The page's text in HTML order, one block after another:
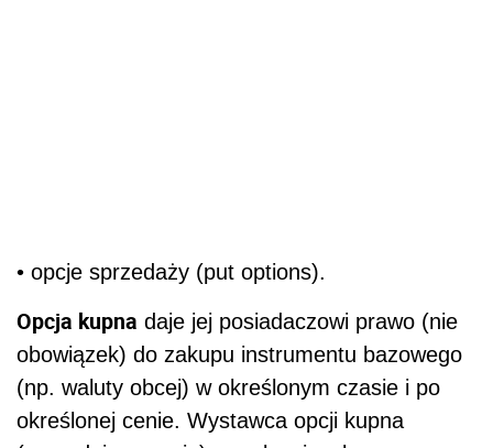
• opcje sprzedaży (put options).
Opcja kupna daje jej posiadaczowi prawo (nie
obowiązek) do zakupu instrumentu bazowego
(np. waluty obcej) w określonym czasie i po
określonej cenie. Wystawca opcji kupna